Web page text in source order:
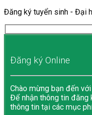
Đăng ký tuyển sinh - Đại
Đăng ký Online
Chào mừng bạn đến
Để nhận thông tin
thông tin tại các mục